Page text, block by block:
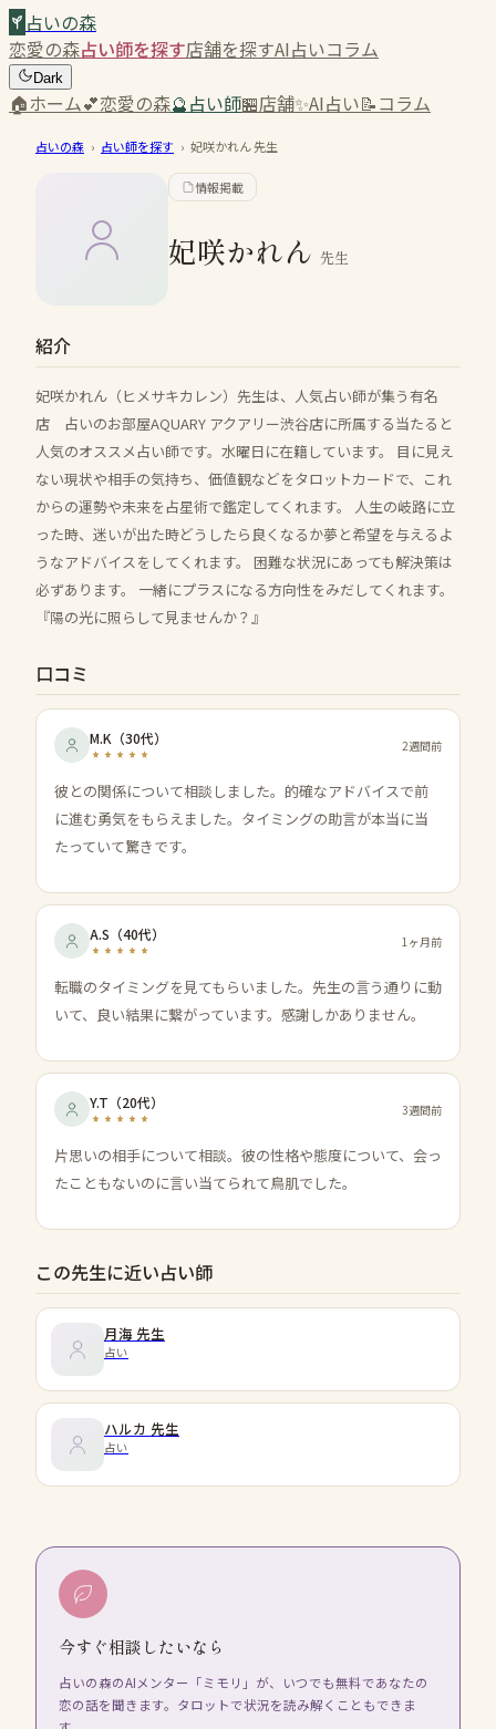
占いの森
恋愛の森占い師を探す店舗を探すAI占いコラム
Dark
🏠ホーム💕恋愛の森🔮占い師🏪店舗✨AI占い📝コラム
占いの森 › 占い師を探す › 妃咲かれん先生
情報掲載
妃咲かれん 先生
紹介
妃咲かれん（ヒメサキカレン）先生は、人気占い師が集う有名
店 占いのお部屋AQUARY アクアリー渋谷店に所属する当たると
人気のオススメ占い師です。水曜日に在籍しています。 目に見え
ない現状や相手の気持ち、価値観などをタロットカードで、これ
からの運勢や未来を占星術で鑑定してくれます。 人生の岐路に立
った時、迷いが出た時どうしたら良くなるか夢と希望を与えるよ
うなアドバイスをしてくれます。 困難な状況にあっても解決策は
必ずあります。 一緒にプラスになる方向性をみだしてくれます。
『陽の光に照らして見ませんか？』
口コミ
M.K （30代） 2週間前
彼との関係について相談しました。的確なアドバイスで前
に進む勇気をもらえました。タイミングの助言が本当に当
たっていて驚きです。
A.S （40代） 1ヶ月前
転職のタイミングを見てもらいました。先生の言う通りに動
いて、良い結果に繋がっています。感謝しかありません。
Y.T （20代） 3週間前
片思いの相手について相談。彼の性格や態度について、会っ
たこともないのに言い当てられて鳥肌でした。
この先生に近い占い師
月海 先生
占い
ハルカ 先生
占い
今すぐ相談したいなら
占いの森のAIメンター「ミモリ」が、いつでも無料であなたの
恋の話を聞きます。タロットで状況を読み解くこともできま